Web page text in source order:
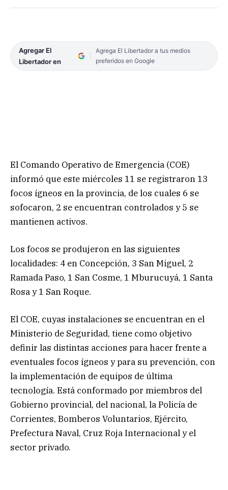
Agregar El
Libertador en
Agrega El Libertador a tus medios
preferidos en Google
El Comando Operativo de Emergencia (COE)
informó que este miércoles 11 se registraron 13
focos ígneos en la provincia, de los cuales 6 se
sofocaron, 2 se encuentran controlados y 5 se
mantienen activos.
Los focos se produjeron en las siguientes
localidades: 4 en Concepción, 3 San Miguel, 2
Ramada Paso, 1 San Cosme, 1 Mburucuyá, 1 Santa
Rosa y 1 San Roque.
El COE, cuyas instalaciones se encuentran en el
Ministerio de Seguridad, tiene como objetivo
definir las distintas acciones para hacer frente a
eventuales focos ígneos y para su prevención, con
la implementación de equipos de última
tecnología. Está conformado por miembros del
Gobierno provincial, del nacional, la Policía de
Corrientes, Bomberos Voluntarios, Ejército,
Prefectura Naval, Cruz Roja Internacional y el
sector privado.